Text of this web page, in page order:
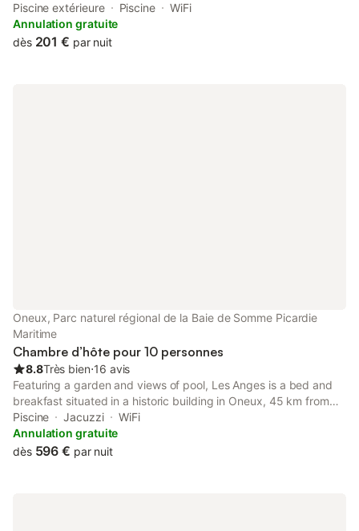
Dieppe and 46 km from Dieppe Casino. This bed and breakfast
provides free private parking and a 24-hour front desk.
Piscine extérieure Piscine
WiFi
Annulation gratuite
dès 201 € par nuit
Oneux, Parc naturel régional de la Baie de Somme Picardie
Maritime
Chambre d’hôte pour 10 personnes
8.8Très bien⋅16 avis
Featuring a garden and views of pool, Les Anges is a bed and
breakfast situated in a historic building in Oneux, 45 km from
Amiens Train Station. With garden views, this accommodation
features a terrace.
Piscine Jacuzzi
WiFi
Annulation gratuite
dès 596 € par nuit